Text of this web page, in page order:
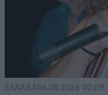
ΕΛΛΑΔΑ06·08·2026 00:09